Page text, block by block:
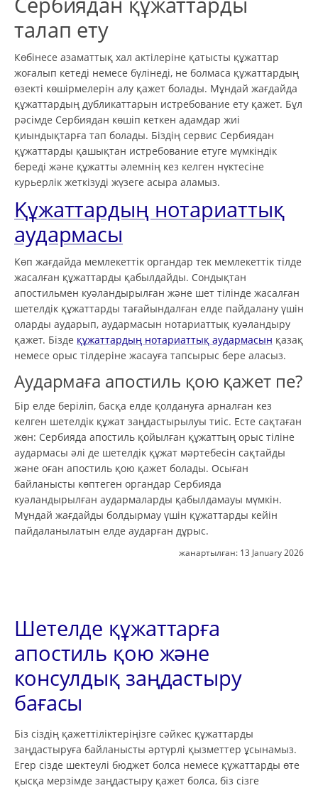
талап ету
Көбінесе азаматтық хал актілеріне қатысты құжаттар
жоғалып кетеді немесе бүлінеді, не болмаса құжаттардың
өзекті көшірмелерін алу қажет болады. Мұндай жағдайда
құжаттардың дубликаттарын истребование ету қажет. Бұл
рәсімде Сербиядан көшіп кеткен адамдар жиі
қиындықтарға тап болады. Біздің сервис Сербиядан
құжаттарды қашықтан истребование етуге мүмкіндік
береді және құжатты әлемнің кез келген нүктесіне
курьерлік жеткізуді жүзеге асыра аламыз.
Құжаттардың нотариаттық
аудармасы
Көп жағдайда мемлекеттік органдар тек мемлекеттік тілде
жасалған құжаттарды қабылдайды. Сондықтан
апостильмен куәландырылған және шет тілінде жасалған
шетелдік құжаттарды тағайындалған елде пайдалану үшін
оларды аударып, аудармасын нотариаттық куәландыру
қажет. Бізде құжаттардың нотариаттық аудармасын қазақ
немесе орыс тілдеріне жасауға тапсырыс бере аласыз.
Аудармаға апостиль қою қажет пе?
Бір елде беріліп, басқа елде қолдануға арналған кез
келген шетелдік құжат заңдастырылуы тиіс. Есте сақтаған
жөн: Сербияда апостиль қойылған құжаттың орыс тіліне
аудармасы әлі де шетелдік құжат мәртебесін сақтайды
және оған апостиль қою қажет болады. Осыған
байланысты көптеген органдар Сербияда
куәландырылған аудармаларды қабылдамауы мүмкін.
Мұндай жағдайды болдырмау үшін құжаттарды кейін
пайдаланылатын елде аударған дұрыс.
жанартылған: 13 January 2026
Шетелде құжаттарға
апостиль қою және
консулдық заңдастыру
бағасы
Біз сіздің қажеттіліктеріңізге сәйкес құжаттарды
заңдастыруға байланысты әртүрлі қызметтер ұсынамыз.
Егер сізде шектеулі бюджет болса немесе құжаттарды өте
қысқа мерзімде заңдастыру қажет болса, біз сізге